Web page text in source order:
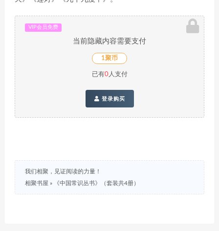
VIP会员免费
当前隐藏内容需要支付
1聚币
已有0人支付
登录购买
我们相聚，见证阅读的力量！
相聚书屋 » 《中国常识丛书》（套装共4册）